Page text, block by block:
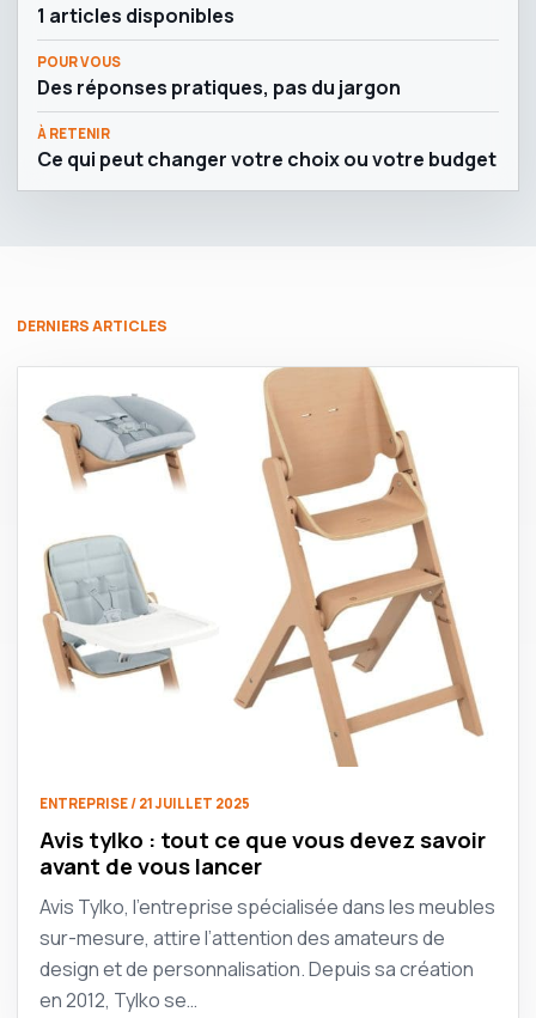
1 articles disponibles
POUR VOUS
Des réponses pratiques, pas du jargon
À RETENIR
Ce qui peut changer votre choix ou votre budget
DERNIERS ARTICLES
ENTREPRISE / 21 JUILLET 2025
Avis tylko : tout ce que vous devez savoir
avant de vous lancer
Avis Tylko, l’entreprise spécialisée dans les meubles
sur-mesure, attire l’attention des amateurs de
design et de personnalisation. Depuis sa création
en 2012, Tylko se…